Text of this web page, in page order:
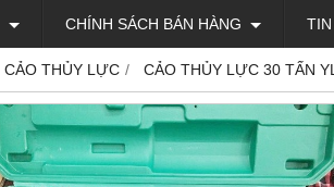
CHÍNH SÁCH BÁN HÀNG
CẢO THỦY LỰC CẢO THỦY LỰC 30 TẤN